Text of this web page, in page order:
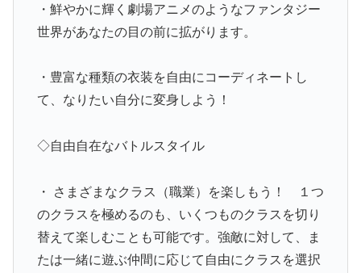
・鮮やかに輝く劇場アニメのようなファンタジー
世界があなたの目の前に拡がります。
・豊富な種類の衣装を自由にコーディネートし
て、なりたい自分に変身しよう！
◇自由自在なバトルスタイル
・ さまざまなクラス（職業）を楽しもう！ １つ
のクラスを極めるのも、いくつものクラスを切り
替えて楽しむことも可能です。強敵に対して、ま
たは一緒に遊ぶ仲間に応じて自由にクラスを選択